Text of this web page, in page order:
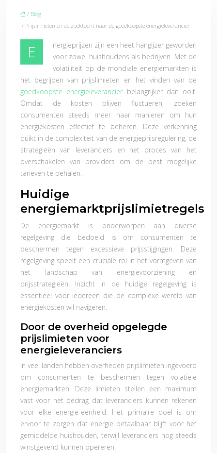
/ Blog
/ Prijslimieten en de zoektocht naar de goedkoopste energieleverancier
E
nergieprijzen zijn een heet hangijzer geworden
voor zowel huishoudens als bedrijven. Met de
volatiliteit op de mondiale energiemarkten is
het begrijpen van prijslimieten en het vinden van de
goedkoopste energieleverancier belangrijker dan ooit.
Omdat de kosten blijven fluctueren, zoeken
consumenten steeds meer naar manieren om hun
energiekosten effectief te beheren. Deze verkenning
duikt in de complexiteit van de energieprijsregulering, de
strategieën van leveranciers en het proces van het
overschakelen van providers om de best mogelijke
tarieven te behalen.
Huidige
energiemarktprijslimietregels
De energiemarkt is onderworpen aan diverse
regelgeving die bedoeld is om consumenten te
beschermen tegen excessieve prijsstijgingen. Deze
regelgeving speelt een cruciale rol in het vormgeven van
het landschap van energievoorziening en
prijsstrategieën. Inzicht in de huidige regelgeving is
essentieel voor iedereen die de complexe wereld van
energiekosten wil navigeren.
Door de overheid opgelegde
prijslimieten voor
energieleveranciers
In veel landen hebben overheden prijslimieten ingevoerd
om consumenten te beschermen tegen volatiele
energiemarkten. Deze limieten stellen een maximum
vast voor het bedrag dat leveranciers kunnen rekenen
voor elke energie-eenheid. Het primaire doel is om
ervoor te zorgen dat energie betaalbaar blijft voor het
gemiddelde huishouden, terwijl leveranciers nog steeds
winstgevend kunnen opereren.